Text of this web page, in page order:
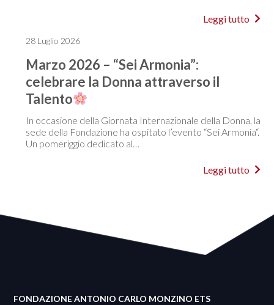
Leggi tutto
28 Luglio 2026
Marzo 2026 – “Sei Armonia”:
celebrare la Donna attraverso il
Talento
In occasione della Giornata Internazionale della Donna, la
sede della Fondazione ha ospitato l’evento “Sei Armonia“.
Un pomeriggio dedicato al…
Leggi tutto
FONDAZIONE ANTONIO CARLO MONZINO ETS